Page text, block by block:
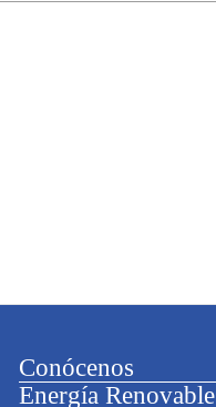
Conócenos
Energía Renovable